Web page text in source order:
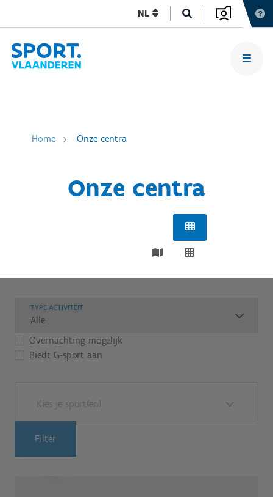
NL
Home Onze centra
Onze centra
TYPE ACTIVITEIT
Overnachting mogelijk
Biedt G-sport aan
Kies je sport(en)
Filter